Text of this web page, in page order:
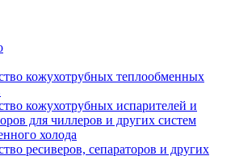
кожухотрубных теплообменных
кожухотрубных испарителей и
для чиллеров и других систем
холода
ресиверов, сепараторов и других